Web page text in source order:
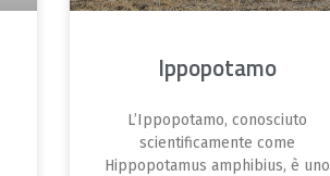
Ippopotamo
L’Ippopotamo, conosciuto
scientificamente come
Hippopotamus amphibius, è uno